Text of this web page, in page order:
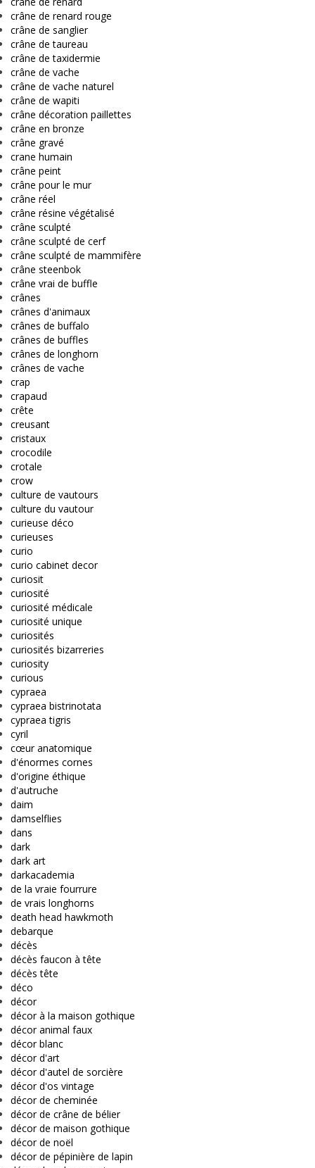
crâne de renard rouge
crâne de sanglier
crâne de taureau
crâne de taxidermie
crâne de vache
crâne de vache naturel
crâne de wapiti
crâne décoration paillettes
crâne en bronze
crâne gravé
crane humain
crâne peint
crâne pour le mur
crâne réel
crâne résine végétalisé
crâne sculpté
crâne sculpté de cerf
crâne sculpté de mammifère
crâne steenbok
crâne vrai de buffle
crânes
crânes d'animaux
crânes de buffalo
crânes de buffles
crânes de longhorn
crânes de vache
crap
crapaud
crête
creusant
cristaux
crocodile
crotale
crow
culture de vautours
culture du vautour
curieuse déco
curieuses
curio
curio cabinet decor
curiosit
curiosité
curiosité médicale
curiosité unique
curiosités
curiosités bizarreries
curiosity
curious
cypraea
cypraea bistrinotata
cypraea tigris
cyril
cœur anatomique
d'énormes cornes
d'origine éthique
d'autruche
daim
damselflies
dans
dark
dark art
darkacademia
de la vraie fourrure
de vrais longhorns
death head hawkmoth
debarque
décès
décès faucon à tête
décès tête
déco
décor
décor à la maison gothique
décor animal faux
décor blanc
décor d'art
décor d'autel de sorcière
décor d'os vintage
décor de cheminée
décor de crâne de bélier
décor de maison gothique
décor de noël
décor de pépinière de lapin